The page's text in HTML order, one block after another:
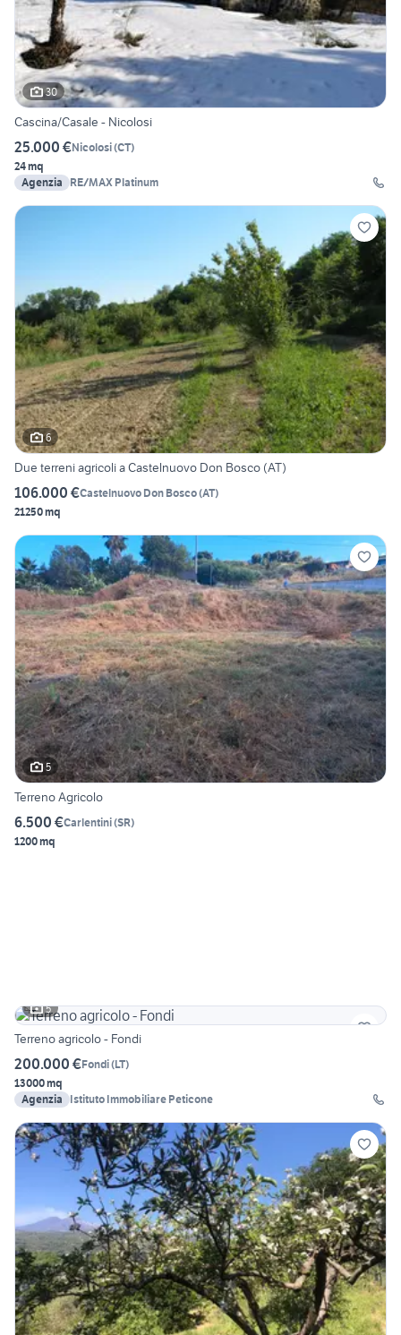
30
Cascina/Casale - Nicolosi
25.000 €Nicolosi(CT)
24 mq
Agenzia
RE/MAX Platinum
6
Due terreni agricoli a Castelnuovo Don Bosco (AT)
106.000 €Castelnuovo Don Bosco(AT)
21250 mq
5
Terreno Agricolo
6.500 €Carlentini(SR)
1200 mq
5
Terreno agricolo - Fondi
200.000 €Fondi(LT)
13000 mq
Agenzia
Istituto Immobiliare Peticone